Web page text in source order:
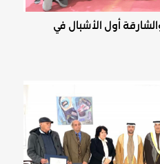
أول الأشبال في